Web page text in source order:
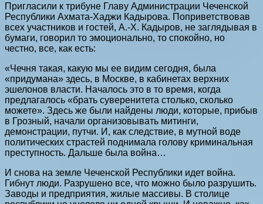
Пригласили к трибуне Главу Администрации Чеченской
Республики Ахмата-Хаджи Кадырова. Поприветствовав
всех участников и гостей, А.-Х. Кадыров, не заглядывая в
бумаги, говорил то эмоционально, то спокойно, но
честно, все, как есть:
«Чечня такая, какую мы ее видим сегодня, была
«придумана» здесь, в Москве, в кабинетах верхних
эшелонов власти. Началось это в то время, когда
предлагалось «брать суверенитета столько, сколько
можете». Здесь же были найдены люди, которые, прибыв
в Грозный, начали организовывать митинги,
демонстрации, путчи. И, как следствие, в мутной воде
политических страстей поднимала голову криминальная
преступность. Дальше была война…
И снова на земле Чеченской Республики идет война.
Гибнут люди. Разрушено все, что можно было разрушить.
Заводы и предприятия, жилые массивы. В столице